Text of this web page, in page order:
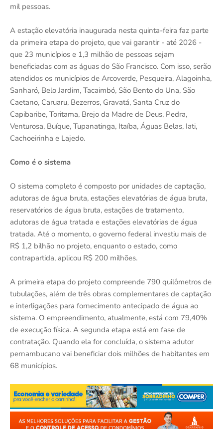
mil pessoas.
A estação elevatória inaugurada nesta quinta-feira faz parte
da primeira etapa do projeto, que vai garantir - até 2026 -
que 23 municípios e 1,3 milhão de pessoas sejam
beneficiadas com as águas do São Francisco. Com isso, serão
atendidos os municípios de Arcoverde, Pesqueira, Alagoinha,
Sanharó, Belo Jardim, Tacaimbó, São Bento do Una, São
Caetano, Caruaru, Bezerros, Gravatá, Santa Cruz do
Capibaribe, Toritama, Brejo da Madre de Deus, Pedra,
Venturosa, Buíque, Tupanatinga, Itaíba, Águas Belas, Iati,
Cachoeirinha e Lajedo.
Como é o sistema
O sistema completo é composto por unidades de captação,
adutoras de água bruta, estações elevatórias de água bruta,
reservatórios de água bruta, estações de tratamento,
adutoras de água tratada e estações elevatórias de água
tratada. Até o momento, o governo federal investiu mais de
R$ 1,2 bilhão no projeto, enquanto o estado, como
contrapartida, aplicou R$ 200 milhões.
A primeira etapa do projeto compreende 790 quilômetros de
tubulações, além de três obras complementares de captação
e interligações para fornecimento antecipado de água ao
sistema. O empreendimento, atualmente, está com 79,40%
de execução física. A segunda etapa está em fase de
contratação. Quando ela for concluída, o sistema adutor
pernambucano vai beneficiar dois milhões de habitantes em
68 municípios.